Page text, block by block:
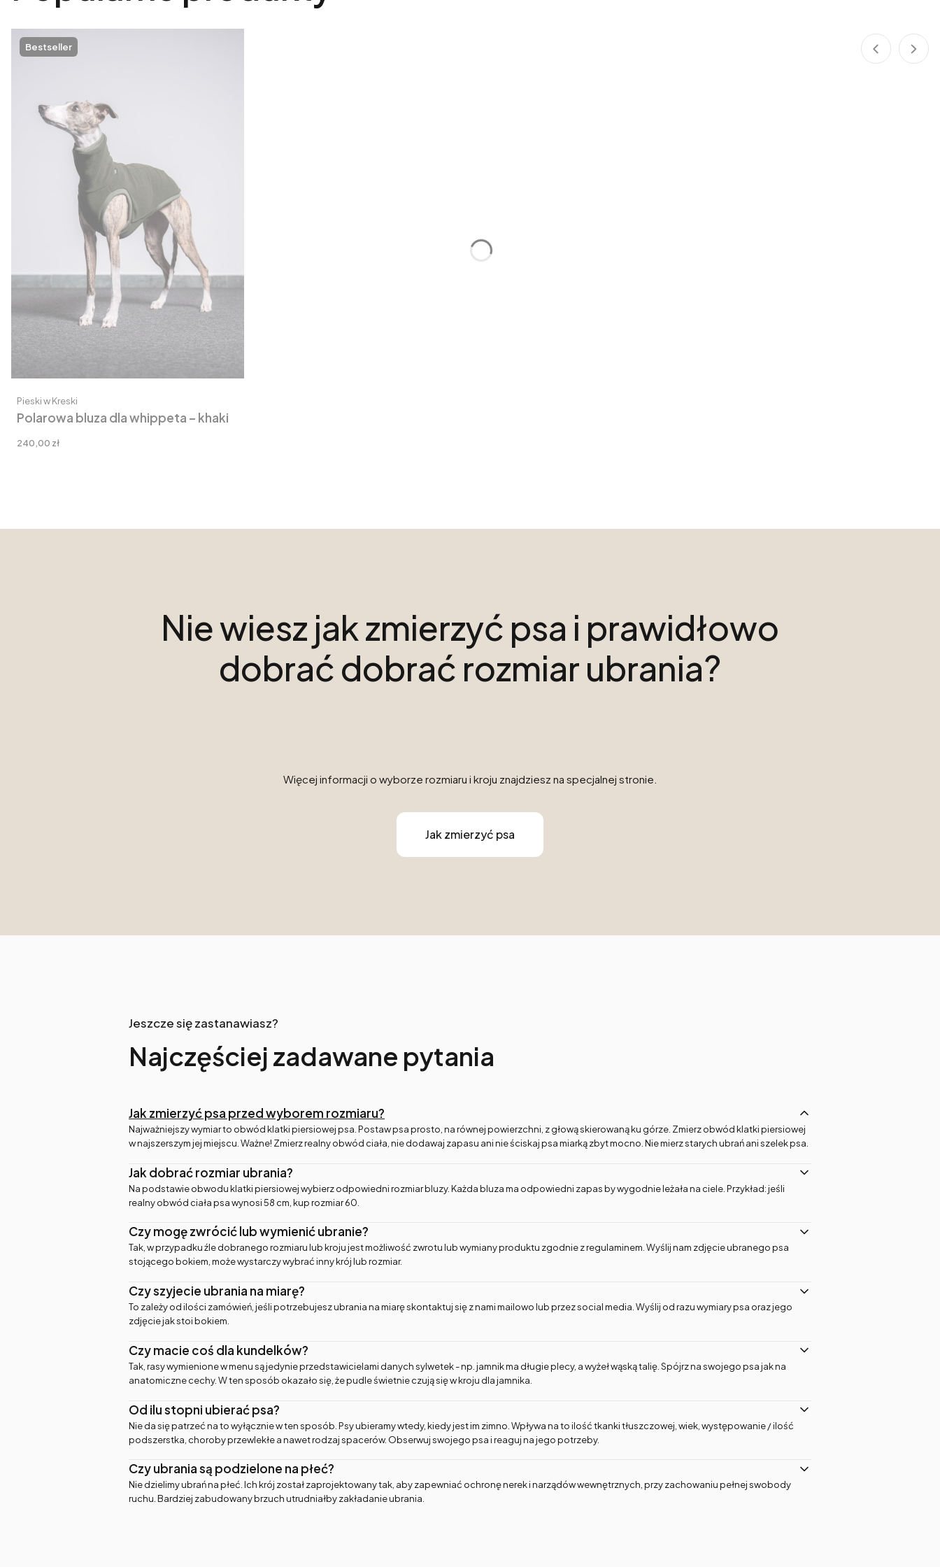
Bestseller
Polarowa bluza dla whippeta – khaki
Producent
Pieski w Kreski
Cena
240,00 zł
Nie wiesz jak zmierzyć psa i prawidłowo
dobrać dobrać rozmiar ubrania?
Więcej informacji o wyborze rozmiaru i kroju znajdziesz na specjalnej stronie.
Jak zmierzyć psa
Jeszcze się zastanawiasz?
Najczęściej zadawane pytania
Jak zmierzyć psa przed wyborem rozmiaru?
Najważniejszy wymiar to obwód klatki piersiowej psa. Postaw psa prosto, na równej powierzchni, z głową skierowaną ku górze. Zmierz obwód klatki piersiowej
w najszerszym jej miejscu. Ważne! Zmierz realny obwód ciała, nie dodawaj zapasu ani nie ściskaj psa miarką zbyt mocno. Nie mierz starych ubrań ani szelek psa.
Jak dobrać rozmiar ubrania?
Na podstawie obwodu klatki piersiowej wybierz odpowiedni rozmiar bluzy. Każda bluza ma odpowiedni zapas by wygodnie leżała na ciele. Przykład: jeśli
realny obwód ciała psa wynosi 58 cm, kup rozmiar 60.
Czy mogę zwrócić lub wymienić ubranie?
Tak, w przypadku źle dobranego rozmiaru lub kroju jest możliwość zwrotu lub wymiany produktu zgodnie z regulaminem. Wyślij nam zdjęcie ubranego psa
stojącego bokiem, może wystarczy wybrać inny krój lub rozmiar.
Czy szyjecie ubrania na miarę?
To zależy od ilości zamówień, jeśli potrzebujesz ubrania na miarę skontaktuj się z nami mailowo lub przez social media. Wyślij od razu wymiary psa oraz jego
zdjęcie jak stoi bokiem.
Czy macie coś dla kundelków?
Tak, rasy wymienione w menu są jedynie przedstawicielami danych sylwetek - np. jamnik ma długie plecy, a wyżeł wąską talię. Spójrz na swojego psa jak na
anatomiczne cechy. W ten sposób okazało się, że pudle świetnie czują się w kroju dla jamnika.
Od ilu stopni ubierać psa?
Nie da się patrzeć na to wyłącznie w ten sposób. Psy ubieramy wtedy, kiedy jest im zimno. Wpływa na to ilość tkanki tłuszczowej, wiek, występowanie / ilość
podszerstka, choroby przewlekłe a nawet rodzaj spacerów. Obserwuj swojego psa i reaguj na jego potrzeby.
Czy ubrania są podzielone na płeć?
Nie dzielimy ubrań na płeć. Ich krój został zaprojektowany tak, aby zapewniać ochronę nerek i narządów wewnętrznych, przy zachowaniu pełnej swobody
ruchu. Bardziej zabudowany brzuch utrudniałby zakładanie ubrania.